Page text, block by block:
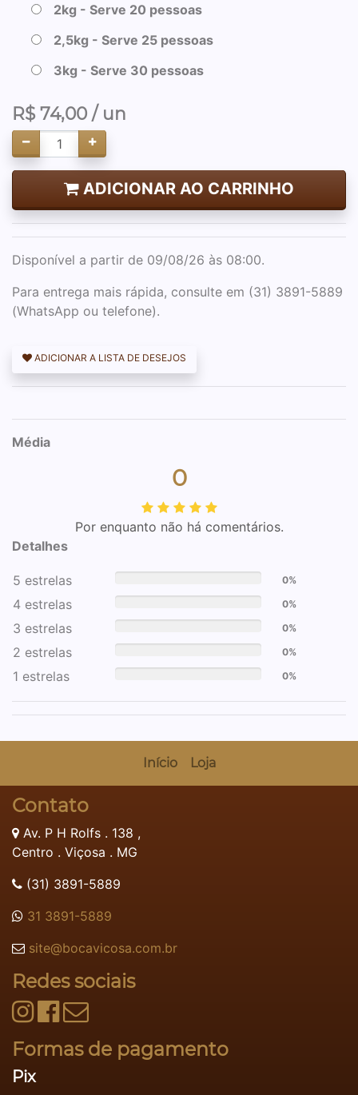
2kg - Serve 20 pessoas
2,5kg - Serve 25 pessoas
3kg - Serve 30 pessoas
R$74,00 / un
ADICIONAR AO CARRINHO
Disponível a partir de 09/08/26 às 08:00.
Para entrega mais rápida, consulte em (31) 3891-5889
(WhatsApp ou telefone).
ADICIONAR A LISTA DE DESEJOS
Média
0
Por enquanto não há comentários.
Detalhes
5 estrelas 0%
4 estrelas 0%
3 estrelas 0%
2 estrelas 0%
1 estrelas 0%
Início Loja
Contato
Av. P H Rolfs . 138 ,
Centro . Viçosa . MG
(31) 3891-5889
31 3891-5889
site@bocavicosa.com.br
Redes sociais
Formas de pagamento
Pix